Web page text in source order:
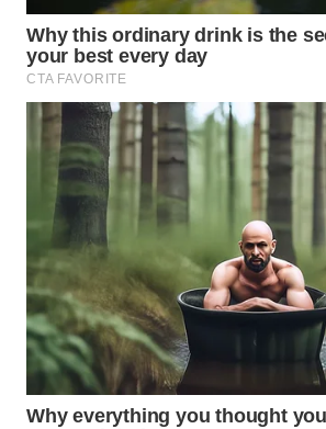
TANJUNG
LESUNG
KARO
WN
SIMALUNGUN
WN
LABUHANBATU
WN
TAPANULI
TENGAH